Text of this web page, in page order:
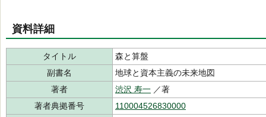
資料詳細
タイトル
森と算盤
副書名
地球と資本主義の未来地図
著者
渋沢 寿一 ／著
著者典拠番号
110004526830000